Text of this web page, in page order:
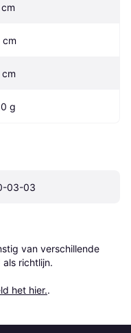
cm
g
03-03
van verschillende
richtlijn.
het hier..